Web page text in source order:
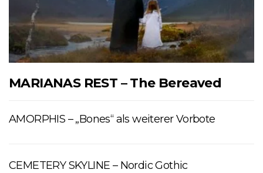
MARIANAS REST – The Bereaved
AMORPHIS – „Bones“ als weiterer Vorbote
CEMETERY SKYLINE – Nordic Gothic